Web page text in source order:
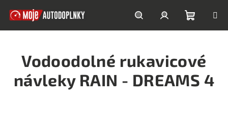
HľadaťPrihlásenie
košík
Vodoodolné rukavicové
návleky RAIN - DREAMS 4